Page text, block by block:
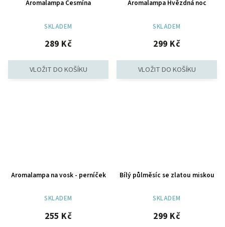
Aromalampa Cesmína
SKLADEM
289 Kč
Aromalampa Hvězdná noc
SKLADEM
299 Kč
Aromalampa na vosk - perníček
SKLADEM
255 Kč
Bílý půlměsíc se zlatou miskou
SKLADEM
299 Kč